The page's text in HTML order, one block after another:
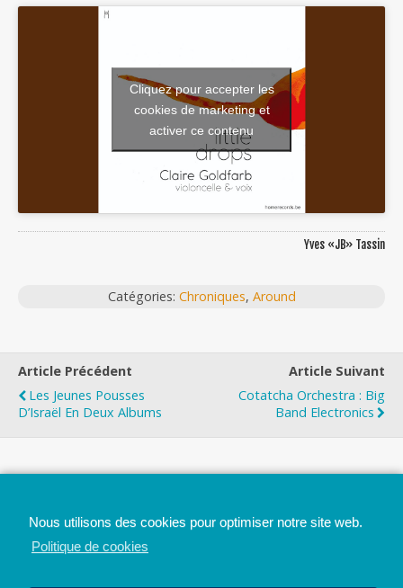
Cliquez pour accepter les
cookies de marketing et
activer ce contenu
Yves «JB» Tassin
Catégories: Chroniques, Around
Article Précédent
Les Jeunes Pousses
D’Israël En Deux Albums
Article Suivant
Cotatcha Orchestra : Big
Band Electronics
Nous utilisons des cookies pour optimiser notre site web.
Politique de cookies